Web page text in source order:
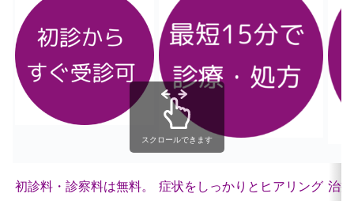
初診料・診察料は無料。
症状をしっかりとヒアリング 治
スクロールできます